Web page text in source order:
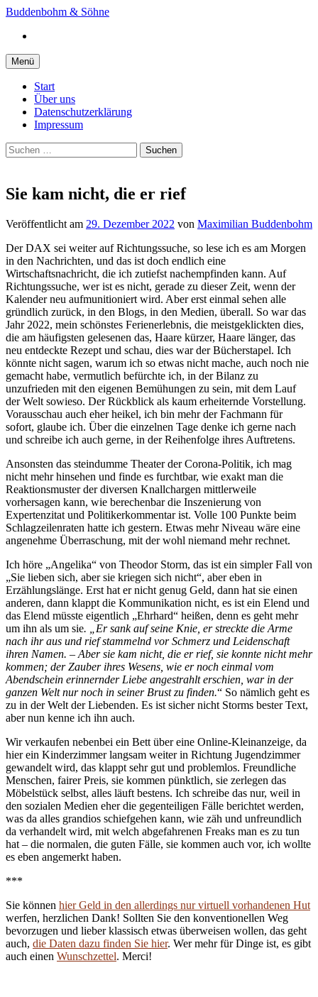
Springe
Inhalt
Buddenbohm & Söhne
Menü
Start
Über uns
Datenschutzerklärung
Impressum
Suchen
nach:
Sie kam nicht, die er rief
Veröffentlicht am 29. Dezember 2022 von Maximilian Buddenbohm
Der DAX sei weiter auf Richtungssuche, so lese ich es am Morgen
in den Nachrichten, und das ist doch endlich eine
Wirtschaftsnachricht, die ich zutiefst nachempfinden kann. Auf
Richtungssuche, wer ist es nicht, gerade zu dieser Zeit, wenn der
Kalender neu aufmunitioniert wird. Aber erst einmal sehen alle
gründlich zurück, in den Blogs, in den Medien, überall. So war das
Jahr 2022, mein schönstes Ferienerlebnis, die meistgeklickten dies,
die am häufigsten gelesenen das, Haare kürzer, Haare länger, das
neu entdeckte Rezept und schau, dies war der Bücherstapel. Ich
könnte nicht sagen, warum ich so etwas nicht mache, auch noch nie
gemacht habe, vermutlich befürchte ich, in der Bilanz zu
unzufrieden mit den eigenen Bemühungen zu sein, mit dem Lauf
der Welt sowieso. Der Rückblick als kaum erheiternde Vorstellung.
Vorausschau auch eher heikel, ich bin mehr der Fachmann für
sofort, glaube ich. Über die einzelnen Tage denke ich gerne nach
und schreibe ich auch gerne, in der Reihenfolge ihres Auftretens.
Ansonsten das steindumme Theater der Corona-Politik, ich mag
nicht mehr hinsehen und finde es furchtbar, wie exakt man die
Reaktionsmuster der diversen Knallchargen mittlerweile
vorhersagen kann, wie berechenbar die Inszenierung von
Expertenzitat und Politikerkommentar ist. Volle 100 Punkte beim
Schlagzeilenraten hatte ich gestern. Etwas mehr Niveau wäre eine
angenehme Überraschung, mit der wohl niemand mehr rechnet.
Ich höre „Angelika“ von Theodor Storm, das ist ein simpler Fall von
„Sie lieben sich, aber sie kriegen sich nicht“, aber eben in
Erzählungslänge. Erst hat er nicht genug Geld, dann hat sie einen
anderen, dann klappt die Kommunikation nicht, es ist ein Elend und
das Elend müsste eigentlich „Ehrhard“ heißen, denn es geht mehr
um ihn als um sie. „Er sank auf seine Knie, er streckte die Arme
nach ihr aus und rief stammelnd vor Schmerz und Leidenschaft
ihren Namen. – Aber sie kam nicht, die er rief, sie konnte nicht mehr
kommen; der Zauber ihres Wesens, wie er noch einmal vom
Abendschein erinnernder Liebe angestrahlt erschien, war in der
ganzen Welt nur noch in seiner Brust zu finden.“ So nämlich geht es
zu in der Welt der Liebenden. Es ist sicher nicht Storms bester Text,
aber nun kenne ich ihn auch.
Wir verkaufen nebenbei ein Bett über eine Online-Kleinanzeige, da
hier ein Kinderzimmer langsam weiter in Richtung Jugendzimmer
gewandelt wird, das klappt sehr gut und problemlos. Freundliche
Menschen, fairer Preis, sie kommen pünktlich, sie zerlegen das
Möbelstück selbst, alles läuft bestens. Ich schreibe das nur, weil in
den sozialen Medien eher die gegenteiligen Fälle berichtet werden,
was da alles grandios schiefgehen kann, wie zäh und unfreundlich
da verhandelt wird, mit welch abgefahrenen Freaks man es zu tun
hat – die normalen, die guten Fälle, sie kommen auch vor, ich wollte
es eben angemerkt haben.
***
Sie können hier Geld in den allerdings nur virtuell vorhandenen Hut
werfen, herzlichen Dank! Sollten Sie den konventionellen Weg
bevorzugen und lieber klassisch etwas überweisen wollen, das geht
auch, die Daten dazu finden Sie hier. Wer mehr für Dinge ist, es gibt
auch einen Wunschzettel. Merci!